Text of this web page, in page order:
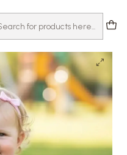
Fofos Babygrow Coelhinha